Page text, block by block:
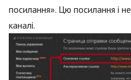
посилання». Цю посилання і
каналі.